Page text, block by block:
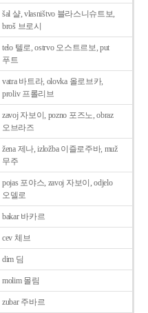
šal 샬, vlasništvo 블라스니슈트보,
broš 브로시
telo 텔로, ostrvo 오스트르보, put
푸트
vatra 바트라, olovka 올로브카,
proliv 프롤리브
zavoj 자보이, pozno 포즈노, obraz
오브라즈
žena 제나, izložba 이즐로주바, muž
무주
pojas 포야스, zavoj 자보이, odjelo
오델로
bakar 바카르
cev 체브
dim 딤
molim 몰림
zubar 주바르